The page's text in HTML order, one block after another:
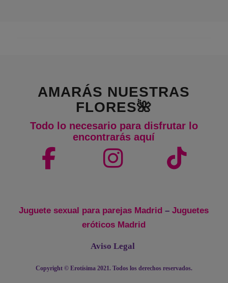
AMARÁS NUESTRAS
FLORES🌺
Todo lo necesario para disfrutar lo
encontrarás aquí
Juguete sexual para parejas Madrid –Juguetes
eróticos Madrid
Aviso Legal
Copyright © Erotísima 2021. Todos los derechos reservados.